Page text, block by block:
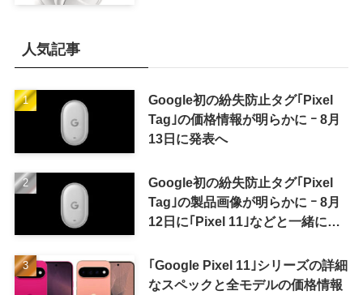
人気記事
Google初の紛失防止タグ｢Pixel
Tag｣の価格情報が明らかに ｰ 8月
13日に発表へ
Google初の紛失防止タグ｢Pixel
Tag｣の製品画像が明らかに ｰ 8月
12日に｢Pixel 11｣などと一緒に発
｢Google Pixel 11｣シリーズの詳細
なスペックと全モデルの価格情報